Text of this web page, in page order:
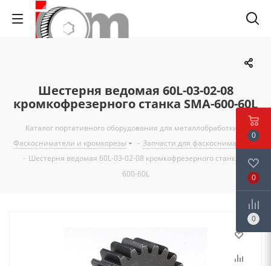
Шестерня ведомая 60L-03-02-08
кромкофрезерного станка SMA-600-60L
Каталог портативного оборудования для металлобработки
Фаскосниматели и кромкорезы
- Запчасти для фаскоснимателей
- Шестерня ведомая 60L-03-02-08 кромкофрезерного станка SMA-
600-60L
0
0
0